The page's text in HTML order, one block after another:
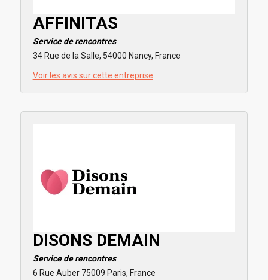
AFFINITAS
Service de rencontres
34 Rue de la Salle, 54000 Nancy, France
Voir les avis sur cette entreprise
DISONS DEMAIN
Service de rencontres
6 Rue Auber 75009 Paris, France